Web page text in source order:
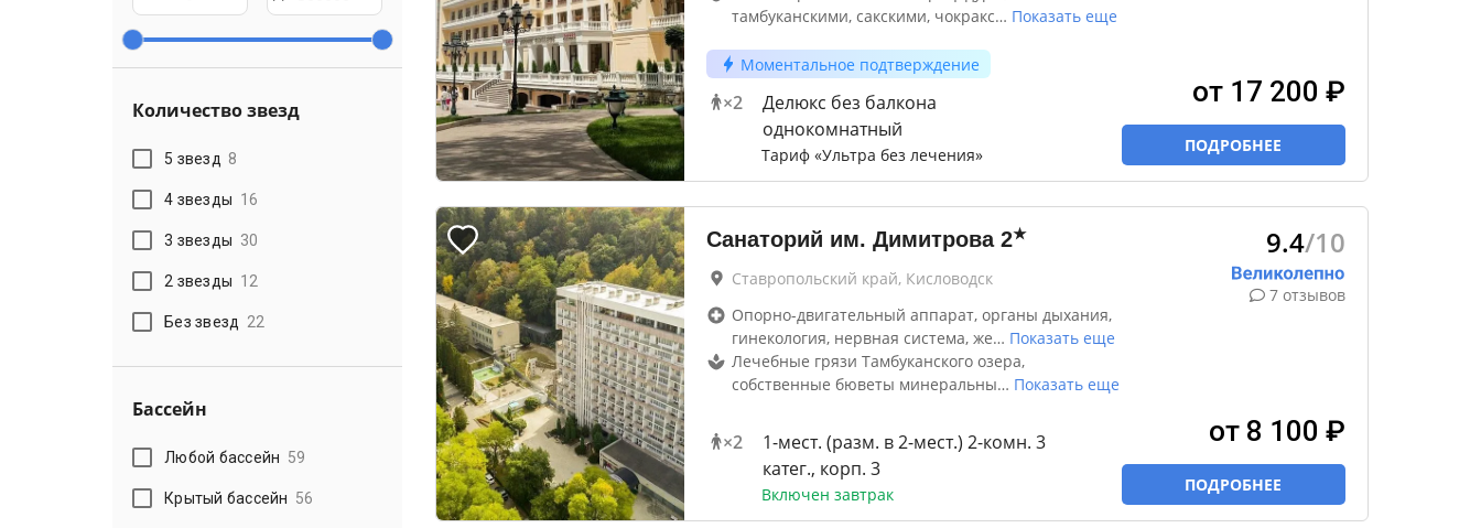
Количество звезд
5 звезд 8
4 звезды 16
3 звезды 30
2 звезды 12
Без звезд 22
Бассейн
Любой бассейн 59
Крытый бассейн 56
тамбуканскими, сакскими, чокракс… Показать еще
Моментальное подтверждение
×2
Делюкс без балкона
однокомнатный
Тариф «Ультра без лечения»
от 17 200 ₽
ПОДРОБНЕЕ
Санаторий им. Димитрова 2★
Ставропольский край, Кисловодск
Опорно-двигательный аппарат, органы дыхания,
гинекология, нервная система, же… Показать еще
Лечебные грязи Тамбуканского озера,
собственные бюветы минеральны… Показать еще
×2
1-мест. (разм. в 2-мест.) 2-комн. 3
катег., корп. 3
Включен завтрак
9.4/10
7 отзывов
от 8 100 ₽
ПОДРОБНЕЕ